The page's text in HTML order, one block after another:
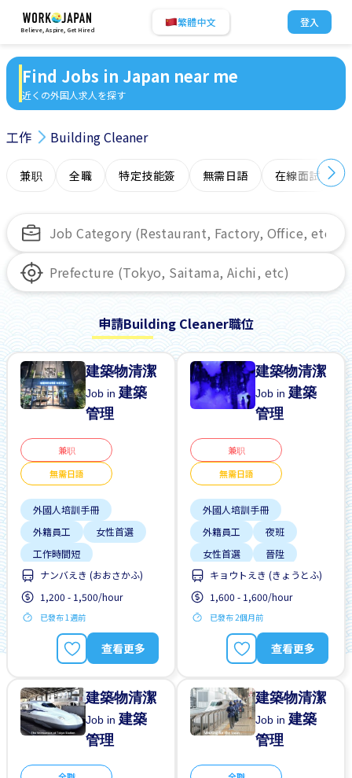
Believe, Aspire, Get Hired
繁體中文 登入
Find Jobs in Japan near me
近くの外国人求人を探す
工作 Building Cleaner
兼职 全職 特定技能簽 無需日語 在線面試
申請Building Cleaner職位
建築物清潔
Job in 建築
管理
兼职
無需日語
外國人培訓手冊
外籍員工
女性首選
工作時間短
支付交通費
晉陞
有機會被錄取全職工作
每週2-3天
無日本語要求
ナンバえき (おおさかふ)
1,200 - 1,500/hour
已發布 1週前
查看更多
建築物清潔
Job in 建築
管理
兼职
無需日語
外國人培訓手冊
外籍員工
夜班
女性首選
晉陞
每週2-3天
無日本語要求
無經驗要求
キョウトえき (きょうとふ)
1,600 - 1,600/hour
已發布 2個月前
查看更多
建築物清潔
Job in 建築
管理
建築物清潔
Job in 建築
管理